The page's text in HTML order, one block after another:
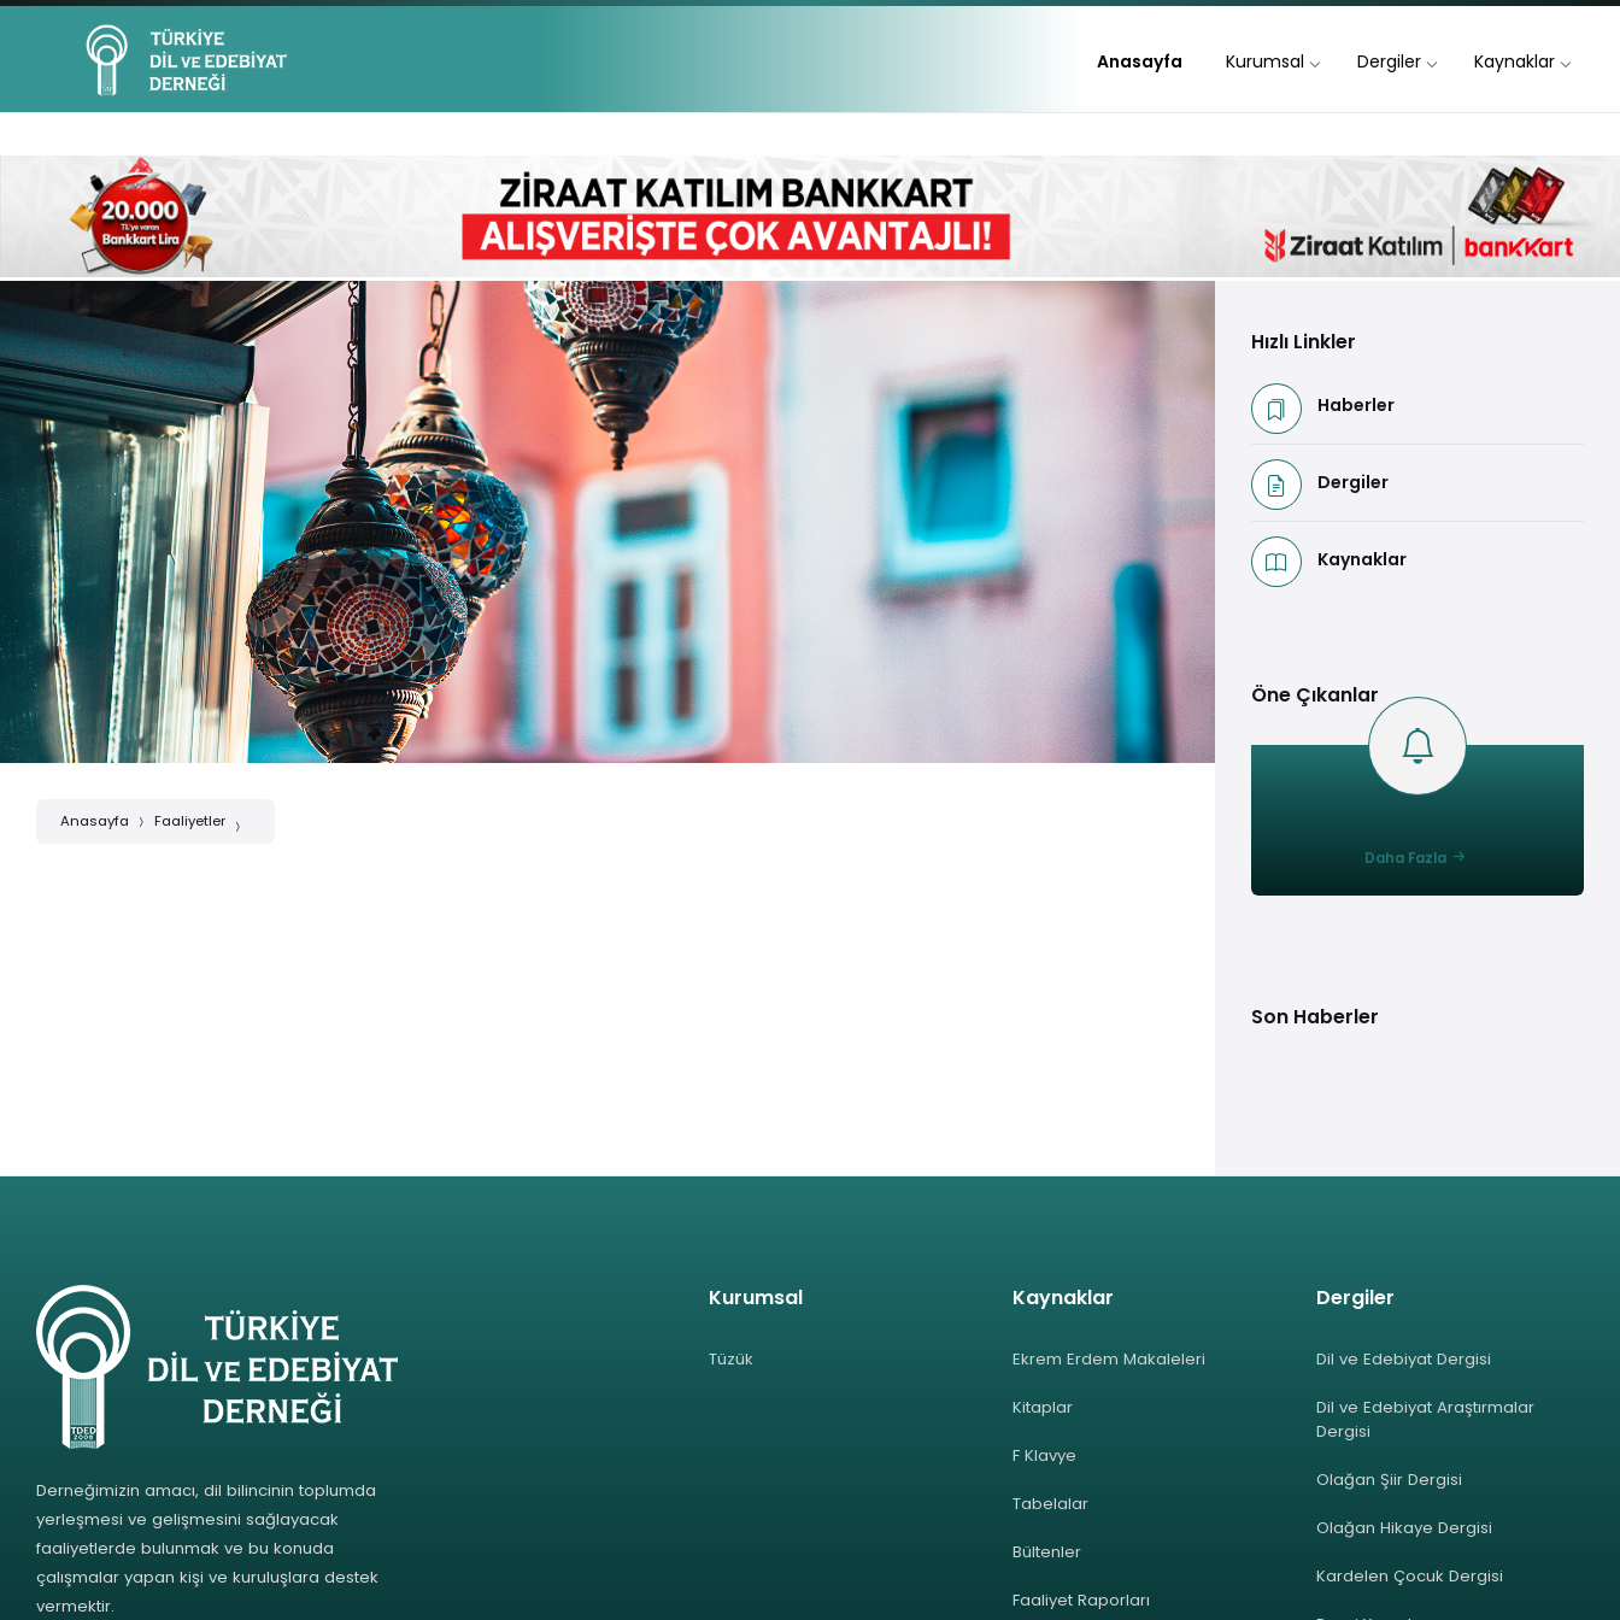
Anasayfa Kurumsal Dergiler Kaynaklar
Anasayfa Faaliyetler
Hızlı Linkler
Haberler
Dergiler
Kaynaklar
Öne Çıkanlar
Daha Fazla
Son Haberler
Derneğimizin amacı, dil bilincinin toplumda
yerleşmesi ve gelişmesini sağlayacak
faaliyetlerde bulunmak ve bu konuda
çalışmalar yapan kişi ve kuruluşlara destek
vermektir.
Kurumsal
Tüzük
Kaynaklar
Ekrem Erdem Makaleleri
Kitaplar
F Klavye
Tabelalar
Bültenler
Faaliyet Raporları
Dergiler
Dil ve Edebiyat Dergisi
Dil ve Edebiyat Araştırmalar
Dergisi
Olağan Şiir Dergisi
Olağan Hikaye Dergisi
Kardelen Çocuk Dergisi